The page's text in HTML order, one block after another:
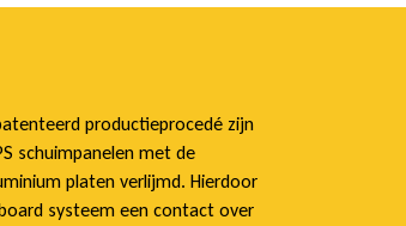
productieprocedé zijn
schuimpanelen met de
platen verlijmd. Hierdoor
systeem een contact over